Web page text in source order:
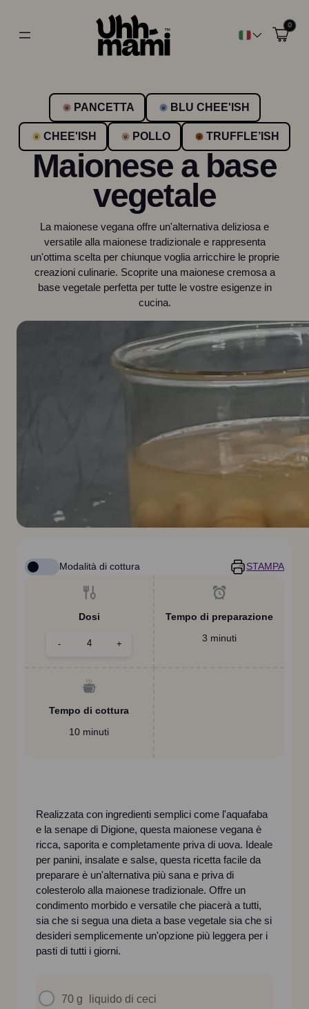
0
PANCETTA BLU CHEE'ISH
CHEE'ISH POLLO TRUFFLE’ISH
Maionese a base
vegetale
La maionese vegana offre un'alternativa deliziosa e
versatile alla maionese tradizionale e rappresenta
un'ottima scelta per chiunque voglia arricchire le proprie
creazioni culinarie. Scoprite una maionese cremosa a
base vegetale perfetta per tutte le vostre esigenze in
cucina.
Modalità di cottura STAMPA
Dosi
- +
Tempo di preparazione
3 minuti
Tempo di cottura
10 minuti
Realizzata con ingredienti semplici come l'aquafaba
e la senape di Digione, questa maionese vegana è
ricca, saporita e completamente priva di uova. Ideale
per panini, insalate e salse, questa ricetta facile da
preparare è un'alternativa più sana e priva di
colesterolo alla maionese tradizionale. Offre un
condimento morbido e versatile che piacerà a tutti,
sia che si segua una dieta a base vegetale sia che si
desideri semplicemente un'opzione più leggera per i
pasti di tutti i giorni.
70 g liquido di ceci